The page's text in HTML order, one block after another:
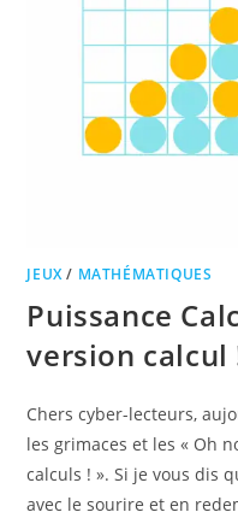
JEUX/ MATHÉMATIQUES
Puissance
version calcul
Chers cyber-lecteurs,
les grimaces et les « Oh
calculs ! ». Si je vous dis
avec le sourire et en